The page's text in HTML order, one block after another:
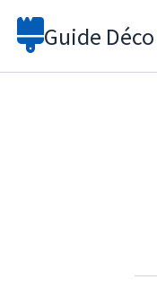
Guide Déco